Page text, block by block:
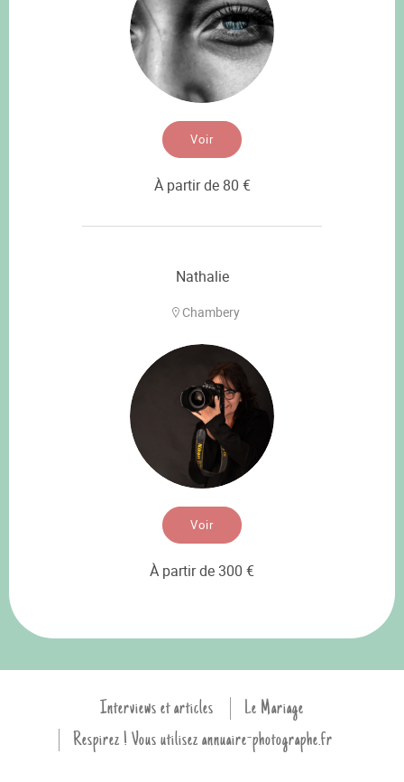
Voir
À partir de 80 €
Nathalie
Chambery
Voir
À partir de 300 €
Interviews et articles
Le Mariage
Respirez ! Vous utilisez annuaire-photographe.fr